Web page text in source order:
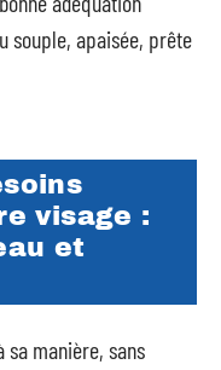
souple, apaisée, prête
visage :
et
sa manière, sans